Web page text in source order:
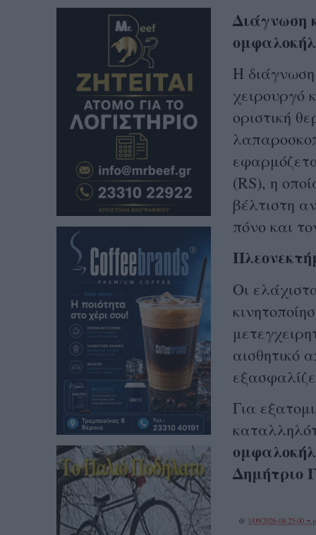
Διάγνωση
Η διάγνωση
χειρουργό
οριστική
(RS), η
βέλτιστη
πόνο και
Οι
αισθητικό
Για
Δημήτριο
@ 1/09/2026 08:25:00